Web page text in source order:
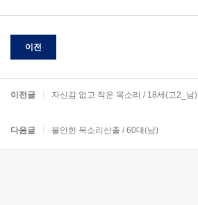
이전
이전글 자신감 없고 작은 목소리 / 18세(고2_남)
다음글 불안한 목소리산출 / 60대(남)